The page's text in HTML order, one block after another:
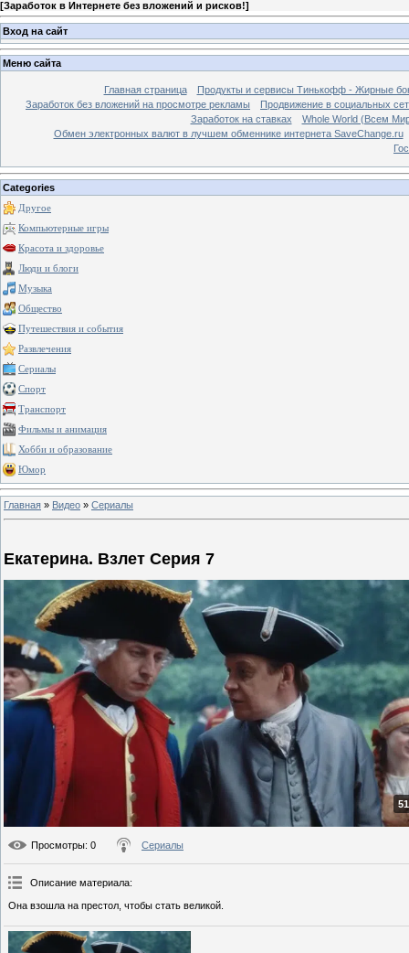
[Заработок в Интернете без вложений и рисков!]
Вход на сайт
Меню сайта
Главная страница
Продукты и сервисы Тинькофф - Жирные
Заработок без вложений на просмотре рекламы
Продвижение в социальных
Заработок на ставках
Whole World (Всем
Обмен электронных валют в лучшем обменнике интернета SaveChange.ru
Categories
Другое
Компьютерные игры
Красота и здоровье
Люди и блоги
Музыка
Общество
Путешествия и события
Развлечения
Сериалы
Спорт
Транспорт
Фильмы и анимация
Хобби и образование
Юмор
Главная » Видео » Сериалы
Екатерина. Взлет Серия 7
Просмотры: 0 Сериалы
Описание материала:
Она взошла на престол, чтобы стать великой.